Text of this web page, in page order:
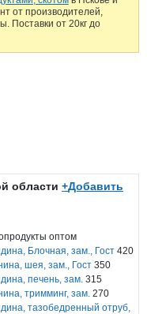
от производителей,
Поставки от 20кг до
области +Добавить
оптом
Блочная, зам., Гост 420
шея, зам., Гост 350
печень, зам. 315
тримминг, зам. 270
тазобедренный отруб,